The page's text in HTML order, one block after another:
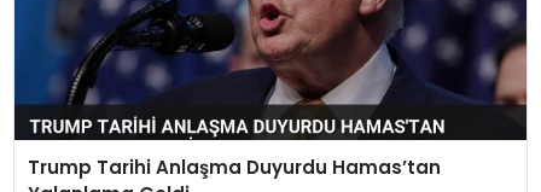
Trump Tarihi Anlaşma Duyurdu Hamas’tan